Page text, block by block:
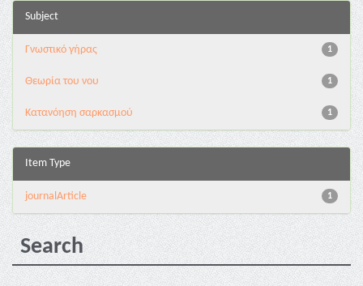
Subject
1
Γνωστικό γήρας
1
Θεωρία του νου
1
Κατανόηση σαρκασμού
Item Type
1
journalArticle
Search